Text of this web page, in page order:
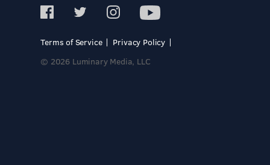
Terms of Service
Privacy Policy
© 2026 Luminary Media, LLC